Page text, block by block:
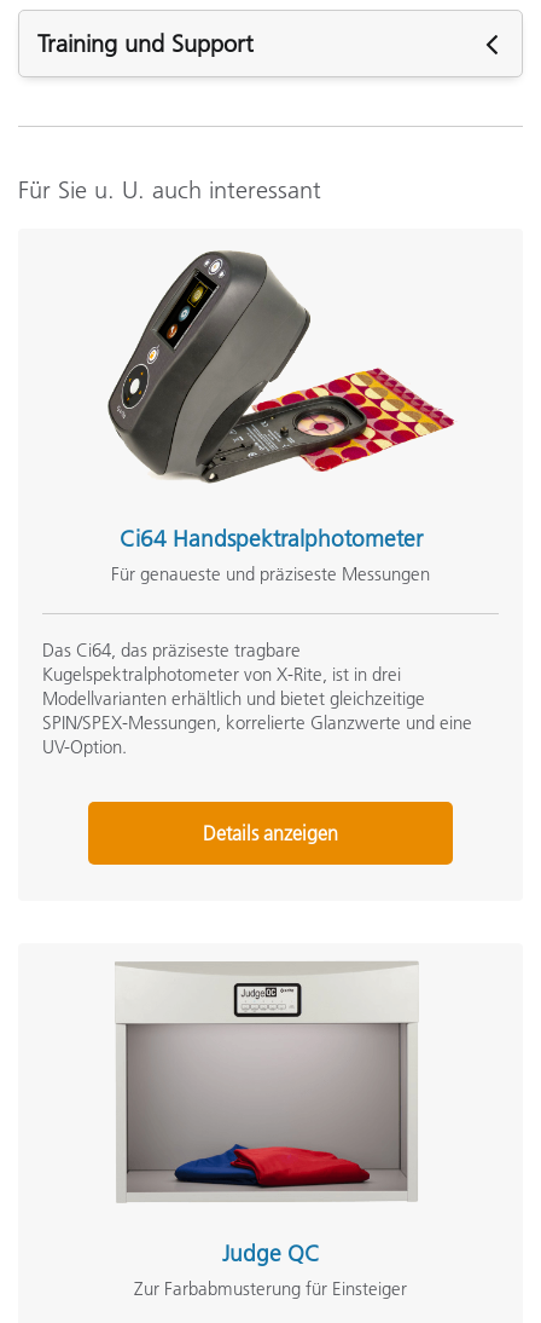
Training und Support
dieses produkts.
Verifying RM200QC Sync will work on my system
Siehe Alle Support
Schulungen
Online Training/eLearning:
Farbtheorie: Farbe nach Zahlen
Schulungen vor Ort
See All Training
Für Sie u. U. auch interessant
Ci64 Handspektralphotometer
Für genaueste und präziseste Messungen
Das Ci64, das präziseste tragbare
Kugelspektralphotometer von X-Rite, ist in drei
Modellvarianten erhältlich und bietet gleichzeitige
SPIN/SPEX-Messungen, korrelierte Glanzwerte und eine
UV-Option.
Details anzeigen
Judge QC
Zur Farbabmusterung für Einsteiger